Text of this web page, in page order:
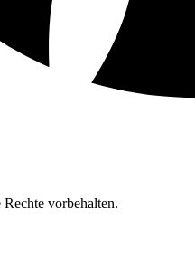
vorbehalten.